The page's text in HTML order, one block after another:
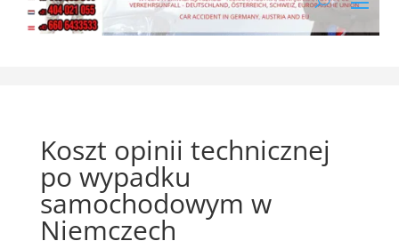
Koszt opinii technicznej
po wypadku
samochodowym w
Niemczech